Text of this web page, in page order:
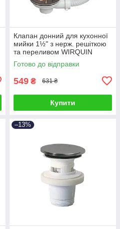
Клапан донний для кухонної
мийки 1½" з нерж. решіткою
та переливом WIRQUIN
(9545680)
Готово до відправки
549 ₴ 631 ₴
Купити
–13%